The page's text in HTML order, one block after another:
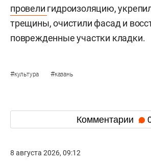
провели гидроизоляцию,
трещины, очистили фасад и
поврежденные участки кладки.
#культура #казань
Комментарии
8 августа 2026, 09:12